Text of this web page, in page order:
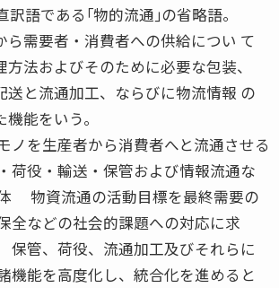
語である｢物的流通｣の省略語。
需要者・消費者への供給につい て
法およびそのために必要な包装、
送と流通加工、ならびに物流情報 の
能をいう。
ノを生産者から消費者へと流通させる
荷役・輸送・保管および情報流通な
物資流通の活動目標を最終需要の
全などの社会的課題への対応に求
保管、荷役、流通加工及びそれらに
機能を高度化し、統合化を進めると